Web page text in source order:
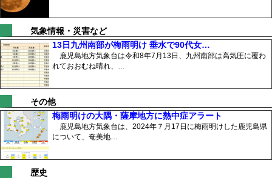
気象情報・災害など
13日九州南部が梅雨明け 垂水で90代女…
鹿児島地方気象台は令和8年7月13日、九州南部は高気圧に覆わ
れておおむね晴れ、…
その他
梅雨明けの大隅・薩摩地方に熱中症アラート
鹿児島地方気象台は、2024年７月17日に梅雨明けした鹿児島県
について、奄美地…
歴史